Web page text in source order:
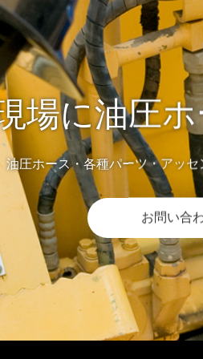
場に油圧
油圧ホース・各種パーツ・アッ
お問い合